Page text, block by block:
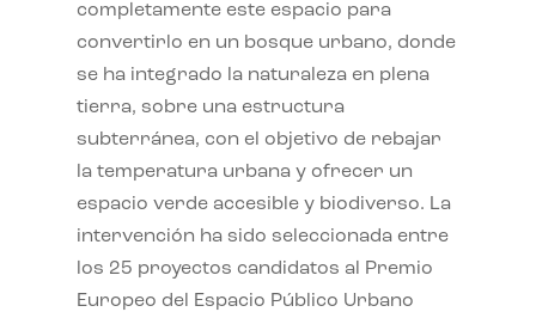
completamente este espacio para
convertirlo en un bosque urbano, donde
se ha integrado la naturaleza en plena
tierra, sobre una estructura
subterránea, con el objetivo de rebajar
la temperatura urbana y ofrecer un
espacio verde accesible y biodiverso. La
intervención ha sido seleccionada entre
los 25 proyectos candidatos al Premio
Europeo del Espacio Público Urbano